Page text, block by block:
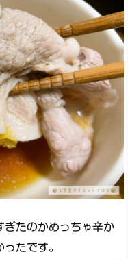
たのかめっちゃ辛か
たです。